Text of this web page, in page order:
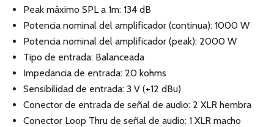
Peak máximo SPL a 1m: 134 dB
Potencia nominal del amplificador (continua): 1000 W
Potencia nominal del amplificador (peak): 2000 W
Tipo de entrada: Balanceada
Impedancia de entrada: 20 kohms
Sensibilidad de entrada: 3 V (+12 dBu)
Conector de entrada de señal de audio: 2 XLR hembra
Conector Loop Thru de señal de audio: 1 XLR macho